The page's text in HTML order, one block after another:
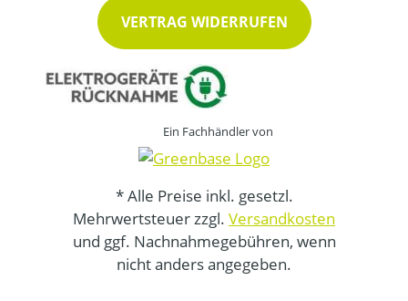
VERTRAG WIDERRUFEN
Ein Fachhändler von
* Alle Preise inkl. gesetzl.
Mehrwertsteuer zzgl. Versandkosten
und ggf. Nachnahmegebühren, wenn
nicht anders angegeben.